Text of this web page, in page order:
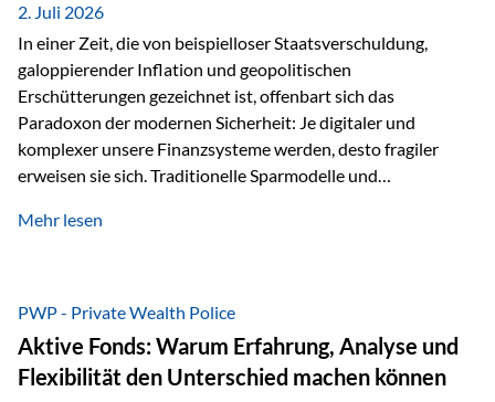
2. Juli 2026
In einer Zeit, die von beispielloser Staatsverschuldung,
galoppierender Inflation und geopolitischen
Erschütterungen gezeichnet ist, offenbart sich das
Paradoxon der modernen Sicherheit: Je digitaler und
komplexer unsere Finanzsysteme werden, desto fragiler
erweisen sie sich. Traditionelle Sparmodelle und
unumstößlich galten, versagen angesichts der expansiven
Nostalgie dar, sondern ist die modernste und strategisch
klügste Antwort auf globale Instabilität. Physische Werte
und der richtige Rechtsstandort sind heute keine bloße
Option mehr, sondern eine strategische Notwendigkeit. 1.
Mehr lesen
PWP - Private Wealth Police
Aktive Fonds: Warum Erfahrung, Analyse und
Flexibilität den Unterschied machen können